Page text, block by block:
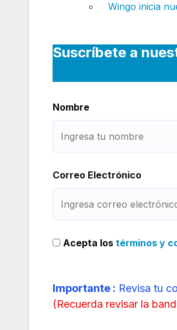
Wingo inicia
Suscríbete a
Nombre
Correo Electrónico
Acepta los términos y
Importante : Revisa tu
(Recuerda revisar la